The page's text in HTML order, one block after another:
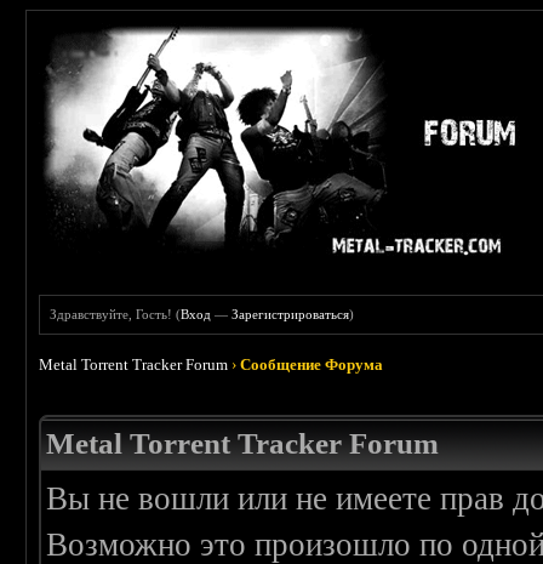
Здравствуйте, Гость! (Вход —Зарегистрироваться)
Metal Torrent Tracker Forum ›Сообщение Форума
Metal Torrent Tracker Forum
Вы не вошли или не имеете прав
Возможно это произошло по